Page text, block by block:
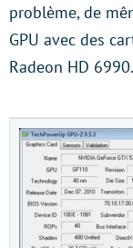
problème, de
GPU avec des
Radeon HD 6990.